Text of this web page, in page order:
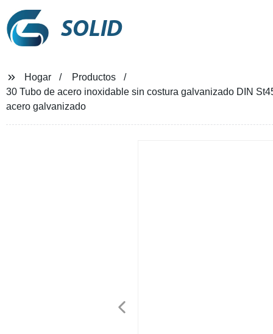
SOLID
Hogar
Productos
30 Tubo de acero inoxidable sin costura galvanizado DIN
acero galvanizado